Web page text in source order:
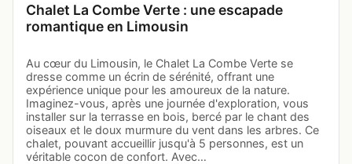
Chalet La Combe Verte : une escapade
romantique en Limousin
Au cœur du Limousin, le Chalet La Combe Verte se
dresse comme un écrin de sérénité, offrant une
expérience unique pour les amoureux de la nature.
Imaginez-vous, après une journée d'exploration, vous
installer sur la terrasse en bois, bercé par le chant des
oiseaux et le doux murmure du vent dans les arbres. Ce
chalet, pouvant accueillir jusqu'à 5 personnes, est un
véritable cocon de confort. Avec…